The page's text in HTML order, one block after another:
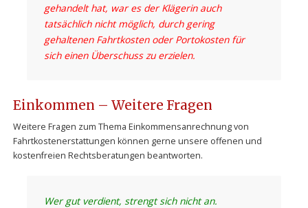
gehandelt hat, war es der Klägerin auch
tatsächlich nicht möglich, durch gering
gehaltenen Fahrtkosten oder Portokosten für
sich einen Überschuss zu erzielen.
Einkommen – Weitere Fragen
Weitere Fragen zum Thema Einkommensanrechnung von
Fahrtkostenerstattungen können gerne unsere offenen und
kostenfreien Rechtsberatungen beantworten.
Wer gut verdient, strengt sich nicht an.